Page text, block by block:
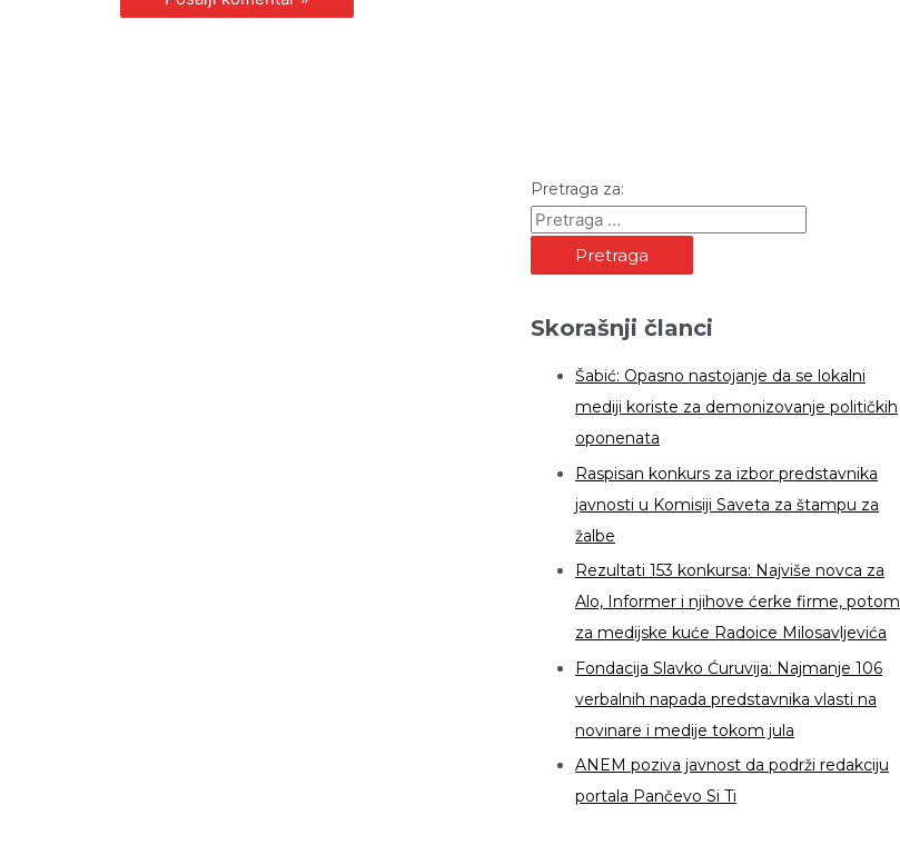
Pretraga za:
Skorašnji članci
Šabić: Opasno nastojanje da se lokalni
mediji koriste za demonizovanje političkih
oponenata
Raspisan konkurs za izbor predstavnika
javnosti u Komisiji Saveta za štampu za
žalbe
Rezultati 153 konkursa: Najviše novca za
Alo, Informer i njihove ćerke firme, potom
za medijske kuće Radoice Milosavljevića
Fondacija Slavko Ćuruvija: Najmanje 106
verbalnih napada predstavnika vlasti na
novinare i medije tokom jula
ANEM poziva javnost da podrži redakciju
portala Pančevo Si Ti